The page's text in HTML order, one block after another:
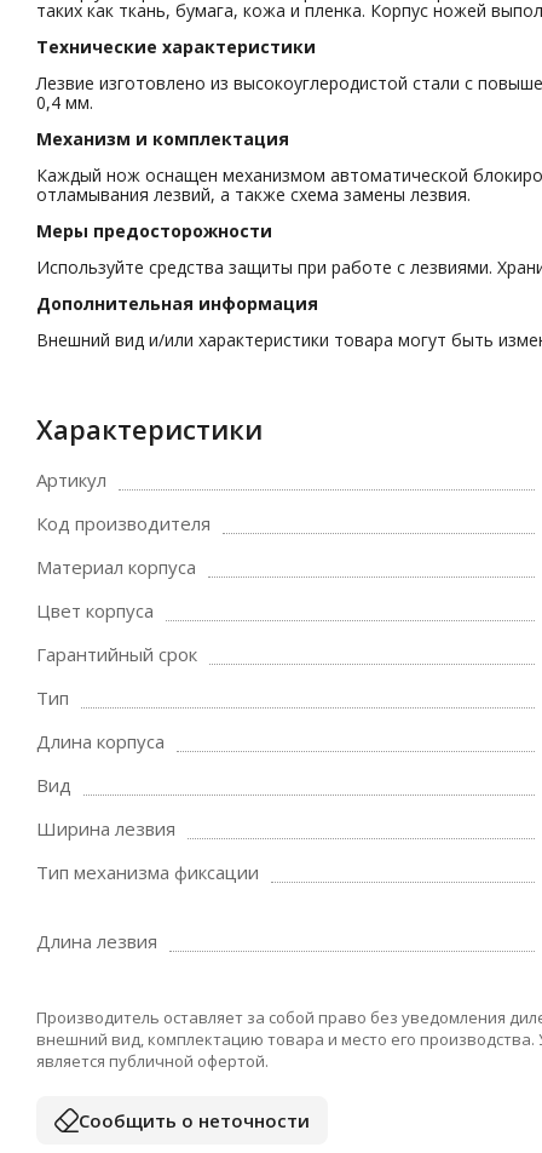
таких как ткань, бумага, кожа и пленка. Корпус ножей
Технические характеристики
Лезвие изготовлено из высокоуглеродистой стали с
0,4 мм.
Механизм и комплектация
Каждый нож оснащен механизмом автоматической
отламывания лезвий, а также схема замены лезвия.
Меры предосторожности
Используйте средства защиты при работе с лезвиями.
Дополнительная информация
Внешний вид и/или характеристики товара могут быть
Характеристики
Артикул
Код производителя
Материал корпуса
Цвет корпуса
Гарантийный срок
Тип
Длина корпуса
Вид
Ширина лезвия
Тип механизма фиксации
Длина лезвия
Производитель оставляет за собой право без уведомления
внешний вид, комплектацию товара и место его
является публичной офертой.
Сообщить о неточности